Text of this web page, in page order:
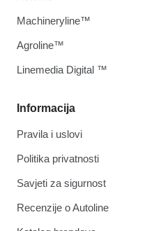
Informacija
Pravila i uslovi
Politika privatnosti
Savjeti za sigurnost
Recenzije o Autoline
Machineryline™
Agroline™
Linemedia Digital ™